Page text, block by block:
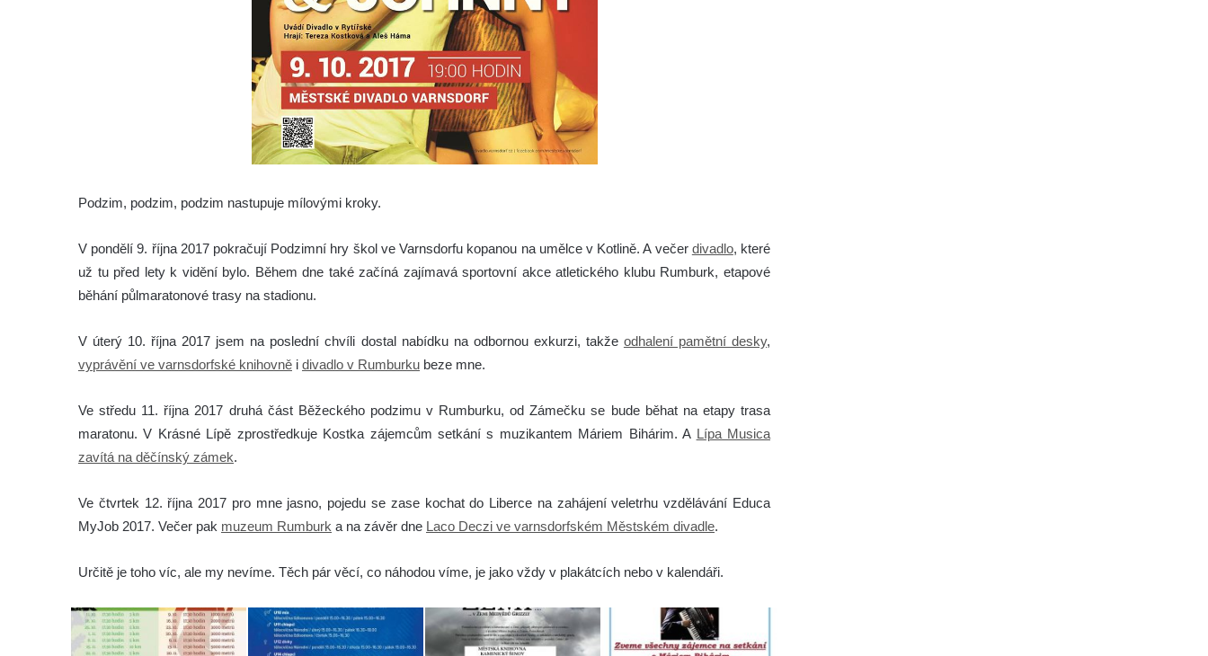
Podzim, podzim, podzim nastupuje mílovými kroky.
V pondělí 9. října 2017 pokračují Podzimní hry škol ve Varnsdorfu kopanou na umělce v Kotlině. A večer divadlo, které
už tu před lety k vidění bylo. Během dne také začíná zajímavá sportovní akce atletického klubu Rumburk, etapové
běhání půlmaratonové trasy na stadionu.
V úterý 10. října 2017 jsem na poslední chvíli dostal nabídku na odbornou exkurzi, takže odhalení pamětní desky,
vyprávění ve varnsdorfské knihovně i divadlo v Rumburku beze mne.
Ve středu 11.října 2017 druhá část Běžeckého podzimu v Rumburku, od Zámečku se bude běhat na etapy trasa
maratonu. V Krásné Lípě zprostředkuje Kostka zájemcům setkání s muzikantem Máriem Bihárim. A Lípa Musica
zavítá na děčínský zámek.
Ve čtvrtek 12. října 2017 pro mne jasno, pojedu se zase kochat do Liberce na zahájení veletrhu vzdělávání Educa
MyJob 2017. Večer pak muzeum Rumburk a na závěr dne Laco Deczi ve varnsdorfském Městském divadle.
Určitě je toho víc, ale my nevíme. Těch pár věcí, co náhodou víme, je jako vždy v plakátcích nebo v kalendáři.